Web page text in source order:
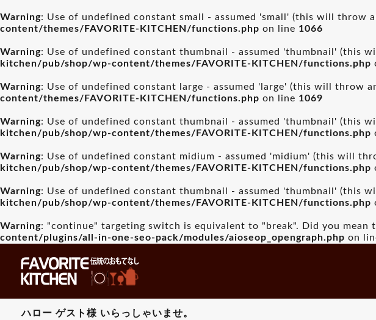
Warning: Use of undefined constant small - assumed 'small' (this will throw
content/themes/FAVORITE-KITCHEN/functions.php on line 1066
Warning: Use of undefined constant thumbnail - assumed 'thumbnail' (this
kitchen/pub/shop/wp-content/themes/FAVORITE-KITCHEN/functions.php
Warning: Use of undefined constant large - assumed 'large' (this will throw
content/themes/FAVORITE-KITCHEN/functions.php on line 1069
Warning: Use of undefined constant thumbnail - assumed 'thumbnail' (this
kitchen/pub/shop/wp-content/themes/FAVORITE-KITCHEN/functions.php
Warning: Use of undefined constant midium - assumed 'midium' (this will
kitchen/pub/shop/wp-content/themes/FAVORITE-KITCHEN/functions.php
Warning: Use of undefined constant thumbnail - assumed 'thumbnail' (this
kitchen/pub/shop/wp-content/themes/FAVORITE-KITCHEN/functions.php
Warning: "continue" targeting switch is equivalent to "break". Did you mean
content/plugins/all-in-one-seo-pack/modules/aioseop_opengraph.php on
ハロー ゲスト様 いらっしゃいませ。